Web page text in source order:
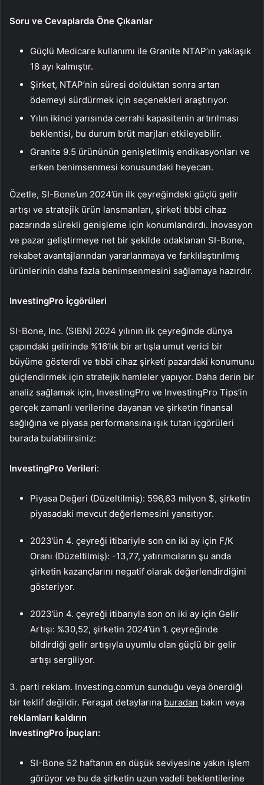
Soru ve Cevaplarda Öne Çıkanlar
Güçlü Medicare kullanımı ile Granite NTAP’ın yaklaşık
18 ayı kalmıştır.
Şirket, NTAP’nin süresi dolduktan sonra artan
ödemeyi sürdürmek için seçenekleri araştırıyor.
Yılın ikinci yarısında cerrahi kapasitenin artırılması
beklentisi, bu durum brüt marjları etkileyebilir.
Granite 9.5 ürününün genişletilmiş endikasyonları ve
erken benimsenmesi konusundaki heyecan.
Özetle, SI-Bone’un 2024’ün ilk çeyreğindeki güçlü gelir
artışı ve stratejik ürün lansmanları, şirketi tıbbi cihaz
pazarında sürekli genişleme için konumlandırdı. İnovasyon
ve pazar geliştirmeye net bir şekilde odaklanan SI-Bone,
rekabet avantajlarından yararlanmaya ve farklılaştırılmış
ürünlerinin daha fazla benimsenmesini sağlamaya hazırdır.
InvestingPro İçgörüleri
SI-Bone, Inc. (SIBN) 2024 yılının ilk çeyreğinde dünya
çapındaki gelirinde %16’lık bir artışla umut verici bir
büyüme gösterdi ve tıbbi cihaz şirketi pazardaki konumunu
güçlendirmek için stratejik hamleler yapıyor. Daha derin bir
analiz sağlamak için, InvestingPro ve InvestingPro Tips’in
gerçek zamanlı verilerine dayanan ve şirketin finansal
sağlığına ve piyasa performansına ışık tutan içgörüleri
burada bulabilirsiniz:
InvestingPro Verileri:
Piyasa Değeri (Düzeltilmiş): 596,63 milyon $, şirketin
piyasadaki mevcut değerlemesini yansıtıyor.
2023’ün 4. çeyreği itibariyle son on iki ay için F/K
Oranı (Düzeltilmiş): -13,77, yatırımcıların şu anda
şirketin kazançlarını negatif olarak değerlendirdiğini
gösteriyor.
2023’ün 4. çeyreği itibarıyla son on iki ay için Gelir
Artışı: %30,52, şirketin 2024’ün 1. çeyreğinde
bildirdiği gelir artışıyla uyumlu olan güçlü bir gelir
artışı sergiliyor.
3. parti reklam. Investing.com’un sunduğu veya önerdiği
bir teklif değildir. Feragat detaylarına buradan bakın veya
reklamları kaldırın
InvestingPro İpuçları:
SI-Bone 52 haftanın en düşük seviyesine yakın işlem
görüyor ve bu da şirketin uzun vadeli beklentilerine